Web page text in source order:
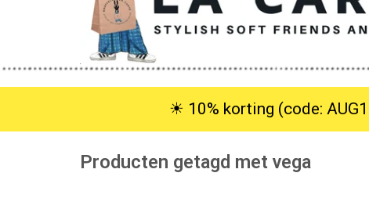
☀︎ 10% korting (code:
Producten getagd met vega